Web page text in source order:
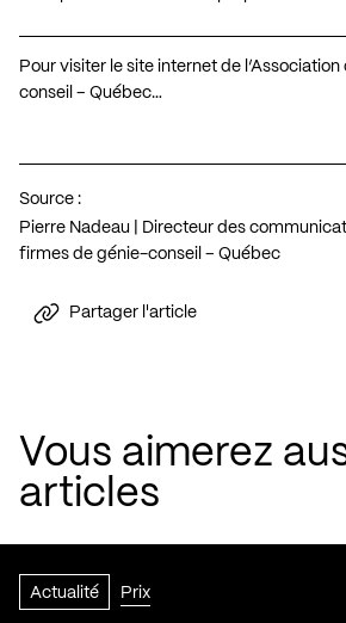
Pour visiter le site internet de
conseil – Québec…
Source :
Pierre Nadeau | Directeur des
firmes de génie-conseil – Québec
Partager l'article
Vous aimerez
articles
Actualité Prix